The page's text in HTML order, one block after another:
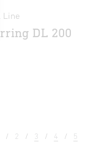
Line
DL 200
2 3 4 5